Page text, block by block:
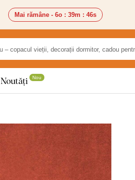
Mai rămâne - 6o : 39m : 44s
Noutăți Nou